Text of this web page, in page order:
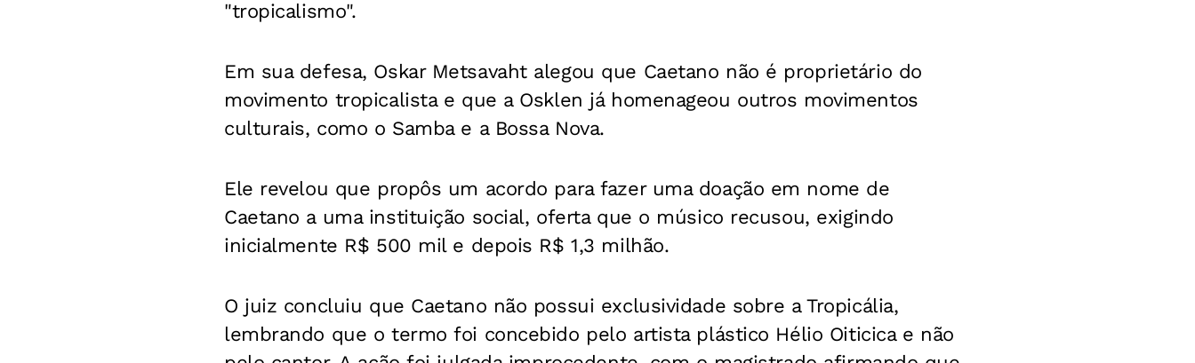
"tropicalismo".
Em sua defesa, Oskar Metsavaht alegou que Caetano não é proprietário do
movimento tropicalista e que a Osklen já homenageou outros movimentos
culturais, como o Samba e a Bossa Nova.
Ele revelou que propôs um acordo para fazer uma doação em nome de
Caetano a uma instituição social, oferta que o músico recusou, exigindo
inicialmente R$ 500 mil e depois R$ 1,3 milhão.
O juiz concluiu que Caetano não possui exclusividade sobre a Tropicália,
lembrando que o termo foi concebido pelo artista plástico Hélio Oiticica e não